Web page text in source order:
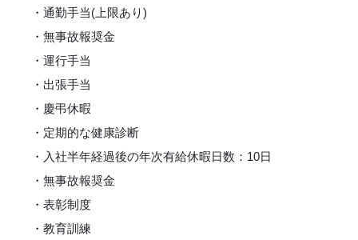
・通勤手当(上限あり)
・無事故報奨金
・運行手当
・出張手当
・慶弔休暇
・定期的な健康診断
・入社半年経過後の年次有給休暇日数：10日
・無事故報奨金
・表彰制度
・教育訓練